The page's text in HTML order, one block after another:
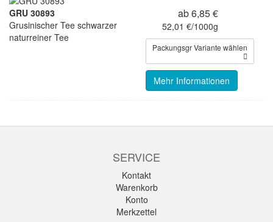
GRU 30893
Grusinischer Tee schwarzer
naturreiner Tee
ab 6,85 €
52,01 €/1000g
Packungsgr Variante wählen
Mehr Informationen
SERVICE
Kontakt
Warenkorb
Konto
Merkzettel